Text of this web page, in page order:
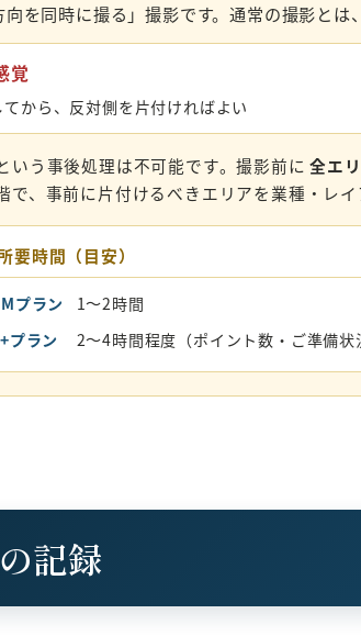
を同時に撮る」撮影です。通常の撮影とは
覚
から、反対側を片付ければよい
いう事後処理は不可能です。撮影前に全エ
で、事前に片付けるべきエリアを業種・レ
要時間（目安）
プラン
1〜2時間
プラン
2〜4時間程度（ポイント数・ご準備状
記録